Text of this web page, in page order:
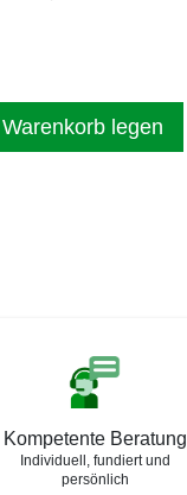
legen
Kompetente Beratung
Individuell, fundiert und
persönlich